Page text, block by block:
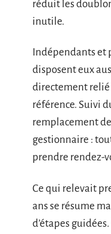
réduit les
inutile.
Indépendants et
disposent eux
directement relié
référence. Suivi
remplacement
gestionnaire :
prendre rendez-
Ce qui relevait
ans se résume
d’étapes